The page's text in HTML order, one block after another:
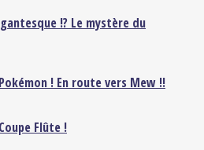
!? Le mystère du
! En route vers Mew !!
Flûte !